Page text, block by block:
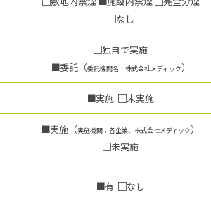
なし
独自で実施
委託（委託機関名：株式会社メディック）
実施 未実施
実施（実施機関：各企業、株式会社メディック）
未実施
有 なし